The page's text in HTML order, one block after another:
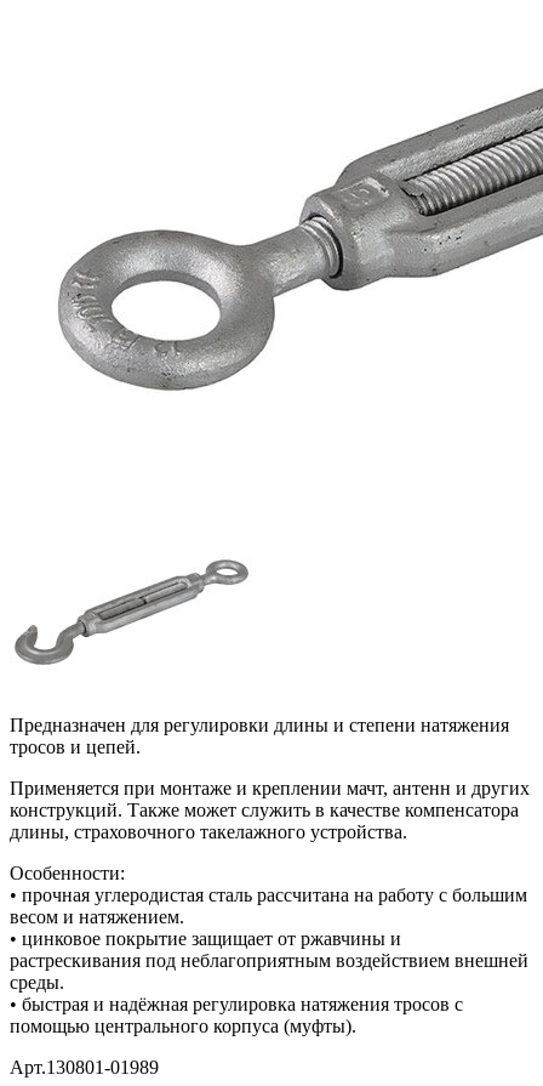
Предназначен для регулировки длины и степени натяжения
тросов и цепей.
Применяется при монтаже и креплении мачт, антенн и других
конструкций. Также может служить в качестве компенсатора
длины, страховочного такелажного устройства.
Особенности:
• прочная углеродистая сталь рассчитана на работу с большим
весом и натяжением.
• цинковое покрытие защищает от ржавчины и
растрескивания под неблагоприятным воздействием внешней
среды.
• быстрая и надёжная регулировка натяжения тросов с
помощью центрального корпуса (муфты).
Арт.130801-01989